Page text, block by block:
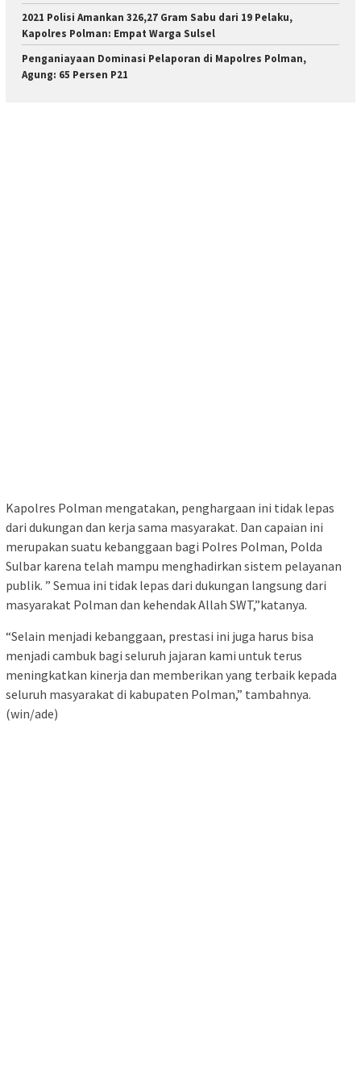
2021 Polisi Amankan 326,27 Gram Sabu dari 19 Pelaku,
Kapolres Polman: Empat Warga Sulsel
Penganiayaan Dominasi Pelaporan di Mapolres Polman,
Agung: 65 Persen P21
Kapolres Polman mengatakan, penghargaan ini tidak lepas
dari dukungan dan kerja sama masyarakat. Dan capaian ini
merupakan suatu kebanggaan bagi Polres Polman, Polda
Sulbar karena telah mampu menghadirkan sistem pelayanan
publik. ” Semua ini tidak lepas dari dukungan langsung dari
masyarakat Polman dan kehendak Allah SWT,”katanya.
“Selain menjadi kebanggaan, prestasi ini juga harus bisa
menjadi cambuk bagi seluruh jajaran kami untuk terus
meningkatkan kinerja dan memberikan yang terbaik kepada
seluruh masyarakat di kabupaten Polman,” tambahnya.
(win/ade)